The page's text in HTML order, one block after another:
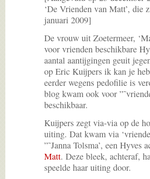
‘De Vrienden van Matt’, die
januari 2009]
De vrouw uit Zoetermeer,
voor vrienden beschikbare
aantal aantijgingen geuit
op Eric Kuijpers ik kan je
eerder wegens pedofilie is
blog kwam ook voor
beschikbaar.
Kuijpers zegt via-via op de
uiting. Dat kwam via
”˜Janna Tolsma’, een Hyves
Matt. Deze bleek, achteraf,
speelde haar uiting door.